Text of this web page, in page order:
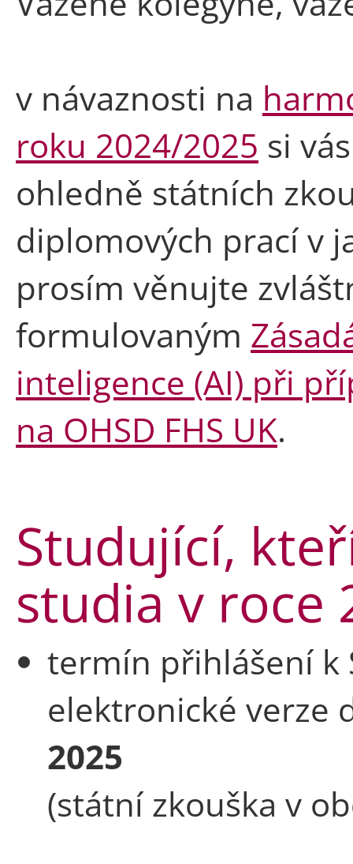
v návaznosti na
roku 2024/2025 si
ohledně státních
diplomových prací v
prosím věnujte
formulovaným
inteligence (AI) při
na OHSD FHS UK.
Studující,
studia v roce
termín přihlášení k
elektronické verze
2025
(státní zkouška v